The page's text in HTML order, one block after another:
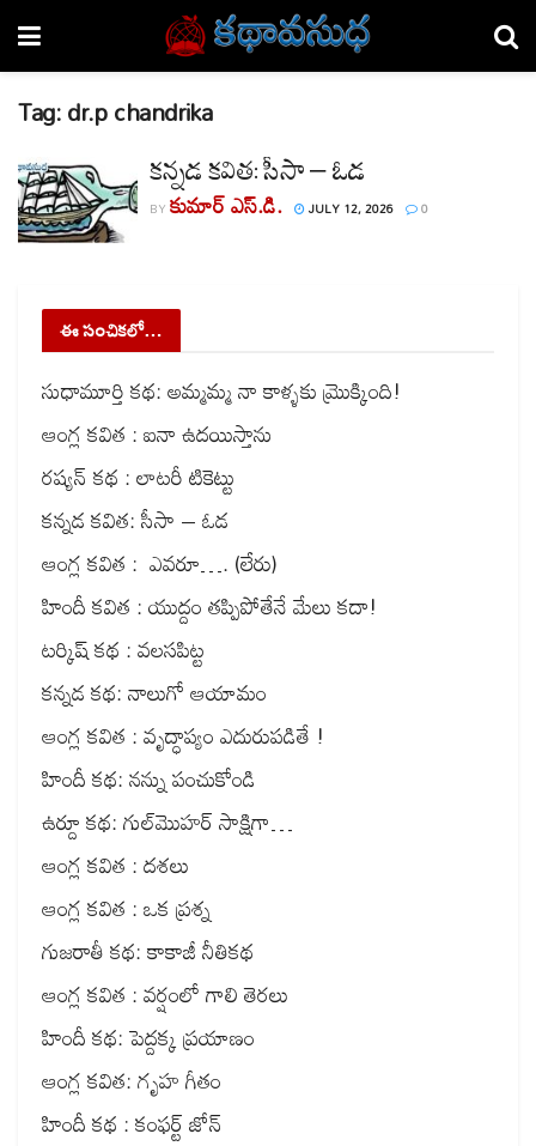
Tag:dr.p chandrika
కన్నడ కవిత: సీసా – ఓడ
BY కుమార్ ఎస్.డి. JULY 12, 2026 0
ఈ సంచికలో…
సుధామూర్తి కథ: అమ్మమ్మ నా కాళ్ళకు మ్రొక్కింది!
ఆంగ్ల కవిత : ఐనా ఉదయిస్తాను
రష్యన్ కథ : లాటరీ టికెట్టు
కన్నడ కవిత: సీసా – ఓడ
ఆంగ్ల కవిత : ఎవరూ…. (లేరు)
హిందీ కవిత : యుద్దం తప్పిపోతేనే మేలు కదా!
టర్కిష్ కథ : వలసపిట్ట
కన్నడ కథ: నాలుగో ఆయామం
ఆంగ్ల కవిత : వృద్ధాప్యం ఎదురుపడితే !
హిందీ కథ: నన్ను పంచుకోండి
ఉర్దూ కథ: గుల్‌మొహర్ సాక్షిగా…
ఆంగ్ల కవిత : దశలు
ఆంగ్ల కవిత : ఒక ప్రశ్న
గుజరాతీ కథ: కాకాజీ నీతికథ
ఆంగ్ల కవిత : వర్షంలో గాలి తెరలు
హిందీ కథ: పెద్దక్క ప్రయాణం
ఆంగ్ల కవిత: గృహ గీతం
హిందీ కథ : కంఫర్ట్ జోన్